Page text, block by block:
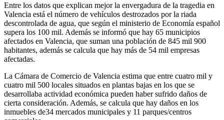
Entre los datos que explican mejor la envergadura de la tragedia en
Valencia está el número de vehículos destrozados por la riada
descontrolada de agua, que según el ministerio de Economía español
supera los 100 mil. Además se informó que hay 65 municipios
afectados en Valencia, que suman una población de 845 mil 900
habitantes, además se calcula que hay más de 54 mil empresas
afectadas.
La Cámara de Comercio de Valencia estima que entre cuatro mil y
cuatro mil 500 locales situados en plantas bajas en los que se
desarrollaba actividad económica pueden haber sufrido daños de
cierta consideración. Además, se calcula que hay daños en los
inmuebles de34 mercados municipales y 11 parques/centros